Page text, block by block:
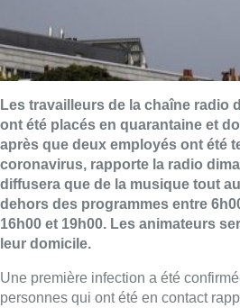
Les travailleurs de la chaîne radio
ont été placés en quarantaine et
après que deux employés ont été
coronavirus, rapporte la radio
diffusera que de la musique tout
dehors des programmes entre
16h00 et 19h00. Les animateurs
leur domicile.
Une première infection a été
personnes qui ont été en contact